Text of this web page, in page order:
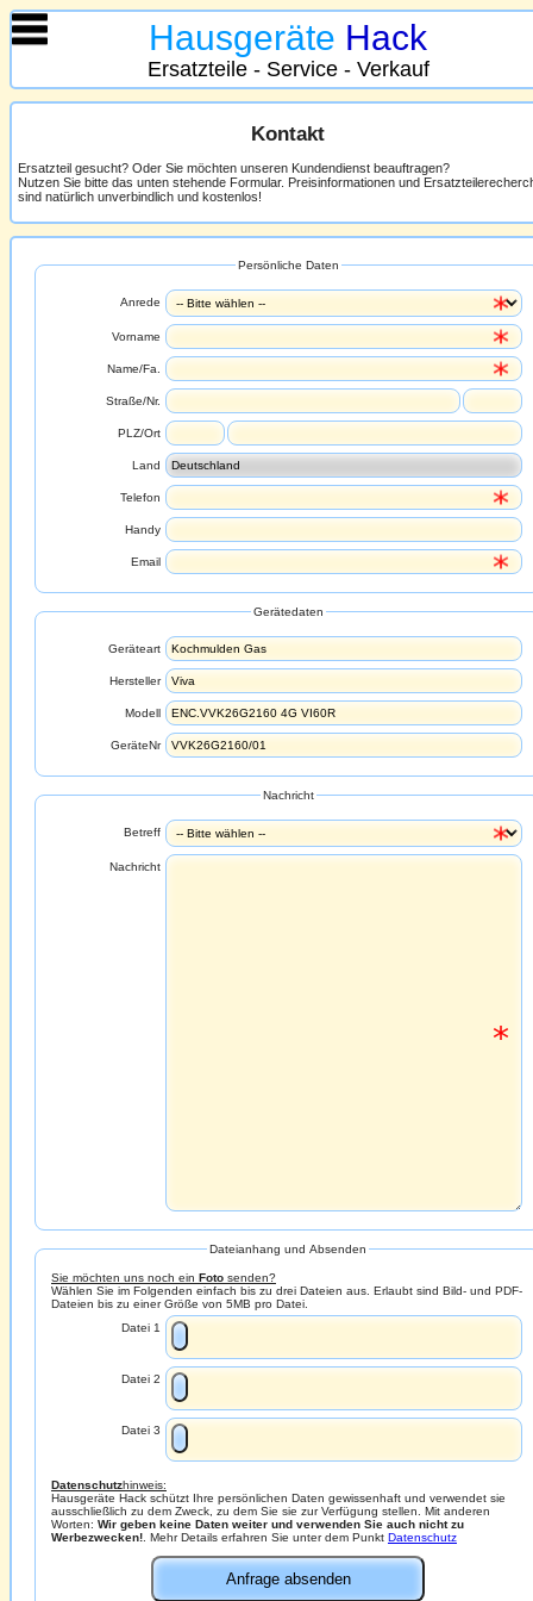
Hausgeräte Hack
Ersatzteile - Service - Verkauf
Kontakt
Ersatzteil gesucht? Oder Sie möchten unseren Kundendienst beauftragen?
Nutzen Sie bitte das unten stehende Formular. Preisinformationen und
sind natürlich unverbindlich und kostenlos!
Persönliche Daten
Anrede
Vorname
Name/Fa.
Straße/Nr.
PLZ/Ort
Land
Telefon
Handy
Email
Gerätedaten
Geräteart
Hersteller
Modell
GeräteNr
Nachricht
Betreff
Nachricht
Dateianhang und Absenden
Sie möchten uns noch ein Foto senden?
Wählen Sie im Folgenden einfach bis zu drei Dateien aus. Erlaubt sind Bild- und PDF-
Dateien bis zu einer Größe von 5MB pro Datei.
Datei 1
Datei 2
Datei 3
Datenschutzhinweis:
Hausgeräte Hack schützt Ihre persönlichen Daten gewissenhaft und verwendet sie
ausschließlich zu dem Zweck, zu dem Sie sie zur Verfügung stellen. Mit anderen
Worten: Wir geben keine Daten weiter und verwenden Sie auch nicht zu
Werbezwecken!. Mehr Details erfahren Sie unter dem Punkt Datenschutz